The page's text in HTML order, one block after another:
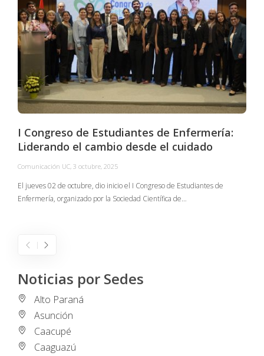
I Congreso de Estudiantes de Enfermería:
Liderando el cambio desde el cuidado
Comunicación UC, 3 octubre, 2025
El jueves 02 de octubre, dio inicio el I Congreso de Estudiantes de
Enfermería, organizado por la Sociedad Científica de…
Noticias por Sedes
Alto Paraná
Asunción
Caacupé
Caaguazú